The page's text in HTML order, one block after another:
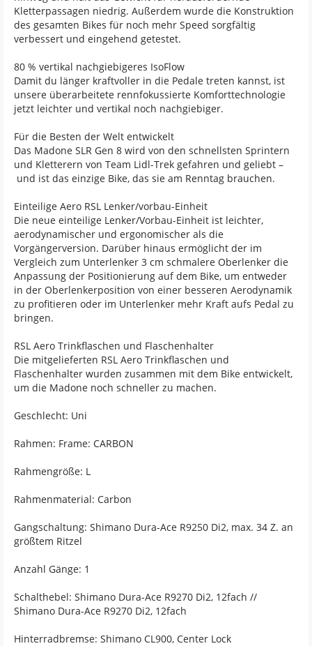
Kletterpassagen niedrig. Außerdem wurde die Konstruktion
des gesamten Bikes für noch mehr Speed sorgfältig
verbessert und eingehend getestet.
80 % vertikal nachgiebigeres IsoFlow
Damit du länger kraftvoller in die Pedale treten kannst, ist
unsere überarbeitete rennfokussierte Komforttechnologie
jetzt leichter und vertikal noch nachgiebiger.
Für die Besten der Welt entwickelt
Das Madone SLR Gen 8 wird von den schnellsten Sprintern
und Kletterern von Team Lidl-Trek gefahren und geliebt –
und ist das einzige Bike, das sie am Renntag brauchen.
Einteilige Aero RSL Lenker/vorbau-Einheit
Die neue einteilige Lenker/Vorbau-Einheit ist leichter,
aerodynamischer und ergonomischer als die
Vorgängerversion. Darüber hinaus ermöglicht der im
Vergleich zum Unterlenker 3 cm schmalere Oberlenker die
Anpassung der Positionierung auf dem Bike, um entweder
in der Oberlenkerposition von einer besseren Aerodynamik
zu profitieren oder im Unterlenker mehr Kraft aufs Pedal zu
bringen.
RSL Aero Trinkflaschen und Flaschenhalter
Die mitgelieferten RSL Aero Trinkflaschen und
Flaschenhalter wurden zusammen mit dem Bike entwickelt,
um die Madone noch schneller zu machen.
Geschlecht: Uni
Rahmen: Frame: CARBON
Rahmengröße: L
Rahmenmaterial: Carbon
Gangschaltung: Shimano Dura-Ace R9250 Di2, max. 34 Z. an
größtem Ritzel
Anzahl Gänge: 1
Schalthebel: Shimano Dura-Ace R9270 Di2, 12fach //
Shimano Dura-Ace R9270 Di2, 12fach
Hinterradbremse: Shimano CL900, Center Lock